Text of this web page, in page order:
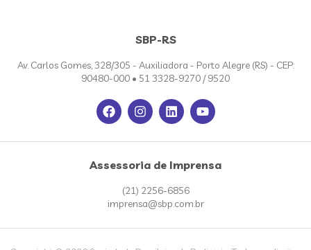
SBP-RS
Av. Carlos Gomes, 328/305 - Auxiliadora - Porto Alegre (RS) - CEP:
90480-000 • 51 3328-9270 / 9520
Assessoria de Imprensa
(21) 2256-6856
imprensa@sbp.com.br